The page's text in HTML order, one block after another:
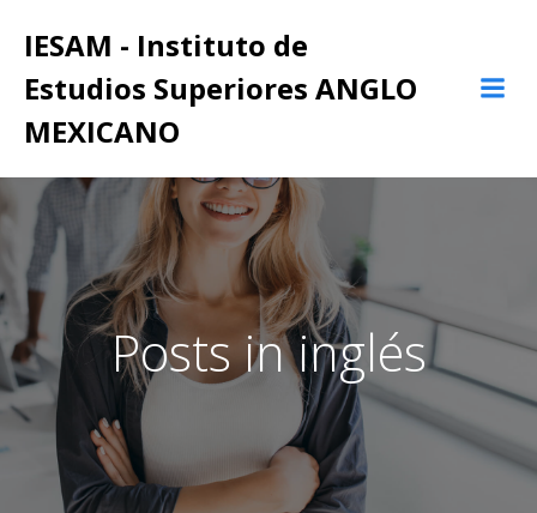
al
IESAM - Instituto de
Estudios Superiores ANGLO
MEXICANO
Posts in inglés